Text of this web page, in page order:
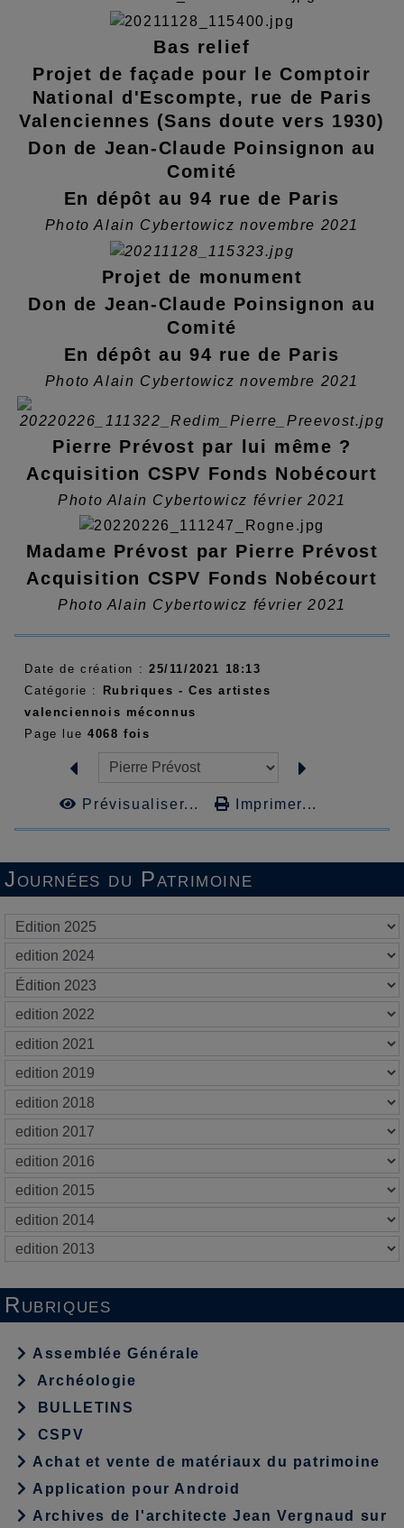
Journées du Patrimoine
Rubriques
Assemblée Générale
Archéologie
BULLETINS
CSPV
Achat et vente de matériaux du patrimoine
Application pour Android
Archives de l'architecte Jean Vergnaud sur
Bas relief
Projet de façade pour le Comptoir
National d'Escompte, rue de Paris
Valenciennes (Sans doute vers 1930)
Don de Jean-Claude Poinsignon au
Comité
En dépôt au 94 rue de Paris
Photo Alain Cybertowicz novembre 2021
Projet de monument
Don de Jean-Claude Poinsignon au
Comité
En dépôt au 94 rue de Paris
Photo Alain Cybertowicz novembre 2021
Pierre Prévost par lui même ?
Acquisition CSPV Fonds Nobécourt
Photo Alain Cybertowicz février 2021
Madame Prévost par Pierre Prévost
Acquisition CSPV Fonds Nobécourt
Photo Alain Cybertowicz février 2021
Date de création : 25/11/2021 18:13
Catégorie :
Rubriques - Ces artistes
valenciennois méconnus
Page lue 4068 fois
Prévisualiser... Imprimer...